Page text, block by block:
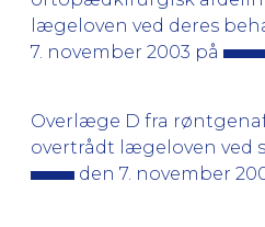
lægeloven ved deres
7. november 2003 på
Overlæge D fra
overtrådt lægeloven ved
den 7. november